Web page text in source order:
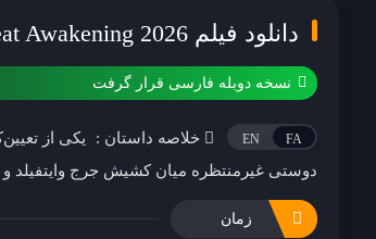
دانلود فیلم A Great Awakening 2026
نسخه دوبله فارسی قرار گرفت
FA
EN خلاصه داستان :
یکی از
دوستی غیرمنتظره میان کشیش جرج وایتفیلد و
زمان